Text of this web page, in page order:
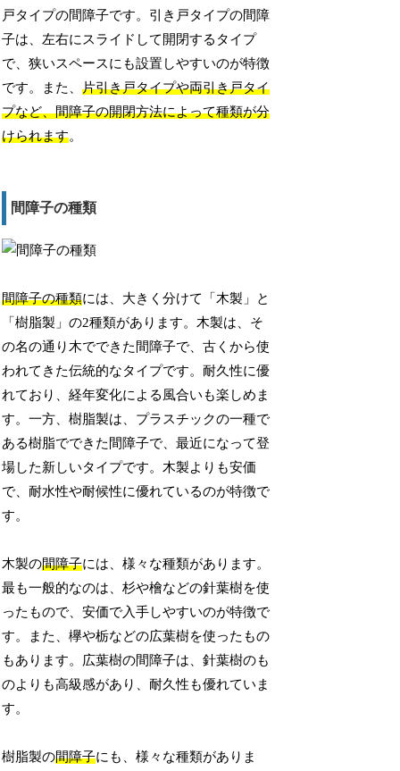
戸タイプの間障子です。引き戸タイプの間障
子は、左右にスライドして開閉するタイプ
で、狭いスペースにも設置しやすいのが特徴
です。また、片引き戸タイプや両引き戸タイ
プなど、間障子の開閉方法によって種類が分
けられます。
間障子の種類
間障子の種類には、大きく分けて「木製」と
「樹脂製」の2種類があります。木製は、そ
の名の通り木でできた間障子で、古くから使
われてきた伝統的なタイプです。耐久性に優
れており、経年変化による風合いも楽しめま
す。一方、樹脂製は、プラスチックの一種で
ある樹脂でできた間障子で、最近になって登
場した新しいタイプです。木製よりも安価
で、耐水性や耐候性に優れているのが特徴で
す。
木製の間障子には、様々な種類があります。
最も一般的なのは、杉や檜などの針葉樹を使
ったもので、安価で入手しやすいのが特徴で
す。また、欅や栃などの広葉樹を使ったもの
もあります。広葉樹の間障子は、針葉樹のも
のよりも高級感があり、耐久性も優れていま
す。
樹脂製の間障子にも、様々な種類がありま